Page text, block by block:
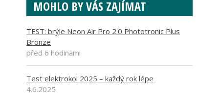
MOHLO BY VÁS ZAJÍMAT
TEST: brýle Neon Air Pro 2.0 Phototronic Plus
Bronze
před 6 hodinami
Test elektrokol 2025 – každý rok lépe
4.6.2025